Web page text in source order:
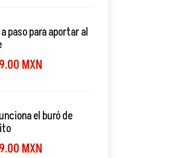
a paso para aportar al
MXN
el buró de
MXN